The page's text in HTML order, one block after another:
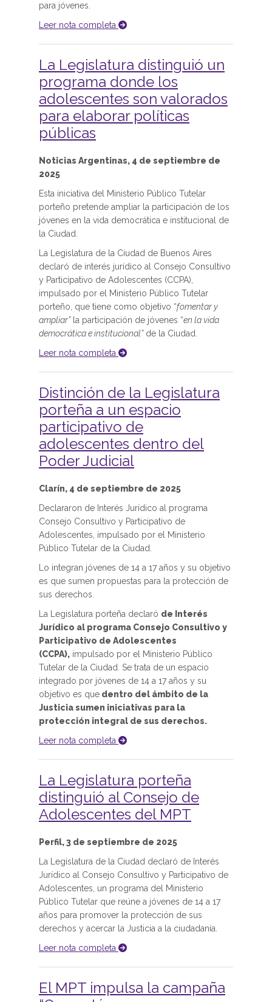
para jóvenes.
Leer nota completa
La Legislatura distinguió un
programa donde los
adolescentes son valorados
para elaborar políticas
públicas
Noticias Argentinas, 4 de septiembre de
2025
Esta iniciativa del Ministerio Público Tutelar
porteño pretende ampliar la participación de los
jóvenes en la vida democrática e institucional de
la Ciudad.
La Legislatura de la Ciudad de Buenos Aires
declaró de interés jurídico al Consejo Consultivo
y Participativo de Adolescentes (CCPA),
impulsado por el Ministerio Público Tutelar
porteño, que tiene como objetivo “fomentar y
ampliar”la participación de jóvenes “en la vida
democrática e institucional”de la Ciudad.
Leer nota completa
Distinción de la Legislatura
porteña a un espacio
participativo de
adolescentes dentro del
Poder Judicial
Clarín, 4 de septiembre de 2025
Declararon de Interés Jurídico al programa
Consejo Consultivo y Participativo de
Adolescentes, impulsado por el Ministerio
Público Tutelar de la Ciudad.
Lo integran jóvenes de 14 a 17 años y su objetivo
es que sumen propuestas para la protección de
sus derechos.
La Legislatura porteña declaró de Interés
Jurídico al programa Consejo Consultivo y
Participativo de Adolescentes
(CCPA), impulsado por el Ministerio Público
Tutelar de la Ciudad. Se trata de un espacio
integrado por jóvenes de 14 a 17 años y su
objetivo es que dentro del ámbito de la
Justicia sumen iniciativas para la
protección integral de sus derechos.
Leer nota completa
La Legislatura porteña
distinguió al Consejo de
Adolescentes del MPT
Perfil, 3 de septiembre de 2025
La Legislatura de la Ciudad declaró de Interés
Jurídico al Consejo Consultivo y Participativo de
Adolescentes, un programa del Ministerio
Público Tutelar que reúne a jóvenes de 14 a 17
años para promover la protección de sus
derechos y acercar la Justicia a la ciudadanía.
Leer nota completa
El MPT impulsa la campaña